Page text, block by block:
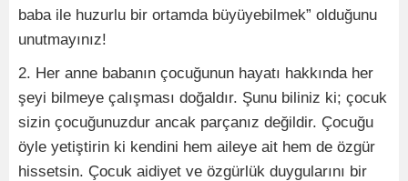
baba ile huzurlu bir ortamda büyüyebilmek” olduğunu
unutmayınız!
2. Her anne babanın çocuğunun hayatı hakkında her
şeyi bilmeye çalışması doğaldır. Şunu biliniz ki; çocuk
sizin çocuğunuzdur ancak parçanız değildir. Çocuğu
öyle yetiştirin ki kendini hem aileye ait hem de özgür
hissetsin. Çocuk aidiyet ve özgürlük duygularını bir